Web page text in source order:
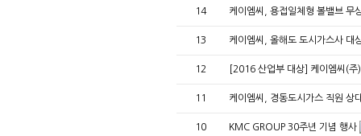
14 케이엠씨, 용접일체형 볼밸브 무
13 케이엠씨, 올해도 도시가스사 대
12 [2016 산업부 대상] 케이엠씨(
11 케이엠씨, 경동도시가스 직원 상
10 KMC GROUP 30주년 기념 행사